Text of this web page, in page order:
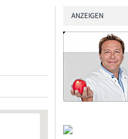
ANZEIGEN